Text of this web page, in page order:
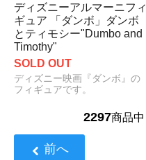
ディズニーアルマーニフィ
ギュア 「ダンボ」ダンボ
とティモシー"Dumbo and
Timothy"
SOLD OUT
ディズニー映画『ダンボ』の
フィギュアです。
2297商品中
前へ